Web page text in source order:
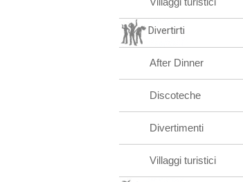
Divertirti
After Dinner
Discoteche
Divertimenti
Villaggi turistici